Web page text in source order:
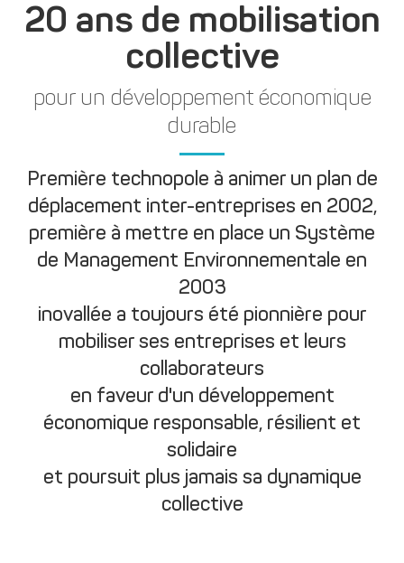
20 ans de mobilisation
collective
pour un développement économique
durable
Première technopole à animer un plan de
déplacement inter-entreprises en 2002,
première à mettre en place un Système
de Management Environnementale en
2003
inovallée a toujours été pionnière pour
mobiliser ses entreprises et leurs
collaborateurs
en faveur d'un développement
économique responsable, résilient et
solidaire
et poursuit plus jamais sa dynamique
collective